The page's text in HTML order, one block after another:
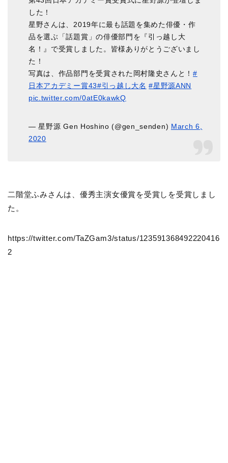
した！
星野さんは、2019年に最も話題を集めた俳優・作
品を選ぶ「話題賞」の俳優部門を『引っ越し大
名！』で受賞しました。皆様ありがとうございまし
た！
写真は、作品部門を受賞された岡村隆史さんと！#
日本アカデミー賞43#引っ越し大名 #星野源ANN
pic.twitter.com/0atE0kawkQ
— 星野源 Gen Hoshino (@gen_senden) March 6,
2020
二階堂ふみさんは、優秀主演女優賞を受賞しを受賞しまし
た。
https://twitter.com/TaZGam3/status/123591368492220416
2